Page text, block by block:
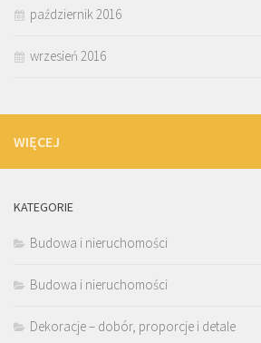
październik 2016
wrzesień 2016
WIĘCEJ
KATEGORIE
Budowa i nieruchomości
Budowa i nieruchomości
Dekoracje – dobór, proporcje i detale